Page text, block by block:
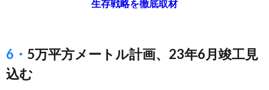
生存戦略を徹底取材
6・5万平方メートル計画、23年6月竣工見
込む